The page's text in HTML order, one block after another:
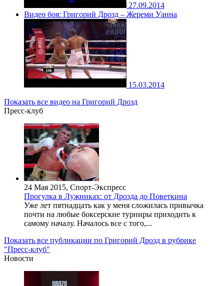
27.09.2014
Видео боя: Григорий Дрозд – Жереми Уанна
15.03.2014
Показать все видео на Григорий Дрозд
Пресс-клуб
24 Мая 2015, Спорт-Экспресс
Прогулка в Лужниках: от Дрозда до Поветкина
Уже лет пятнадцать как у меня сложилась привычка
почти на любые боксерские турниры приходить к
самому началу. Началось все с того,...
Показать все публикации по Григорий Дрозд в рубрике
"Пресс-клуб"
Новости